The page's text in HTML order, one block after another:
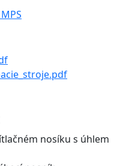
nosíku s úhlem